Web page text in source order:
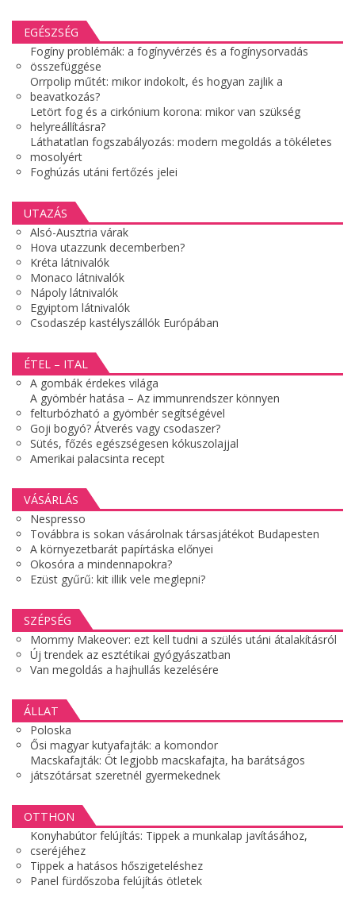
EGÉSZSÉG
Fogíny problémák: a fogínyvérzés és a fogínysorvadás
összefüggése
Orrpolip műtét: mikor indokolt, és hogyan zajlik a
beavatkozás?
Letört fog és a cirkónium korona: mikor van szükség
helyreállításra?
Láthatatlan fogszabályozás: modern megoldás a tökéletes
mosolyért
Foghúzás utáni fertőzés jelei
UTAZÁS
Alsó-Ausztria várak
Hova utazzunk decemberben?
Kréta látnivalók
Monaco látnivalók
Nápoly látnivalók
Egyiptom látnivalók
Csodaszép kastélyszállók Európában
ÉTEL – ITAL
A gombák érdekes világa
A gyömbér hatása – Az immunrendszer könnyen
felturbózható a gyömbér segítségével
Goji bogyó? Átverés vagy csodaszer?
Sütés, főzés egészségesen kókuszolajjal
Amerikai palacsinta recept
VÁSÁRLÁS
Nespresso
Továbbra is sokan vásárolnak társasjátékot Budapesten
A környezetbarát papírtáska előnyei
Okosóra a mindennapokra?
Ezüst gyűrű: kit illik vele meglepni?
SZÉPSÉG
Mommy Makeover: ezt kell tudni a szülés utáni átalakításról
Új trendek az esztétikai gyógyászatban
Van megoldás a hajhullás kezelésére
ÁLLAT
Poloska
Ősi magyar kutyafajták: a komondor
Macskafajták: Öt legjobb macskafajta, ha barátságos
játszótársat szeretnél gyermekednek
OTTHON
Konyhabútor felújítás: Tippek a munkalap javításához,
cseréjéhez
Tippek a hatásos hőszigeteléshez
Panel fürdőszoba felújítás ötletek